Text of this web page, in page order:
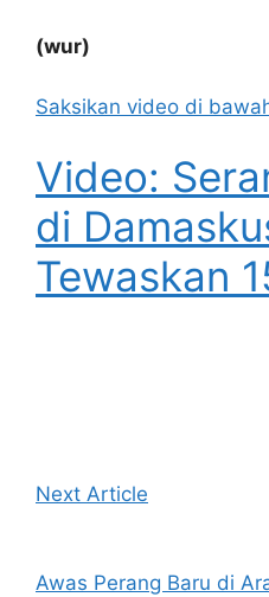
(wur)
Saksikan video di
Video:
di
Tewaskan
Next Article
Awas Perang Baru di